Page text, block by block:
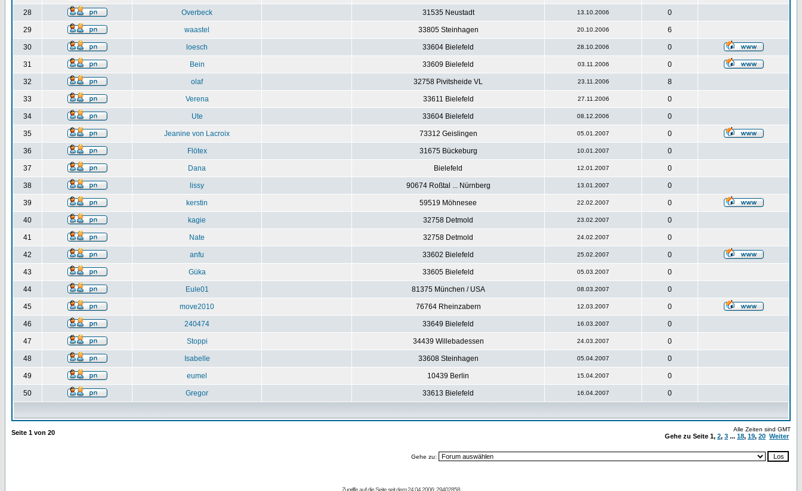
28 Overbeck 31535 Neustadt 13.10.2006 0
29 waastel 33805 Steinhagen 20.10.2006 6
30 loesch 33604 Bielefeld 28.10.2006 0
31 Bein 33609 Bielefeld 03.11.2006 0
32 olaf 32758 Pivitsheide VL 23.11.2006 8
33 Verena 33611 Bielefeld 27.11.2006 0
34 Ute 33604 Bielefeld 08.12.2006 0
35 Jeanine von Lacroix 73312 Geislingen 05.01.2007 0
36 Flötex 31675 Bückeburg 10.01.2007 0
37 Dana Bielefeld 12.01.2007 0
38 lissy 90674 Roßtal ... Nürnberg 13.01.2007 0
39 kerstin 59519 Möhnesee 22.02.2007 0
40 kagie 32758 Detmold 23.02.2007 0
41 Nate 32758 Detmold 24.02.2007 0
42 anfu 33602 Bielefeld 25.02.2007 0
43 Güka 33605 Bielefeld 05.03.2007 0
44 Eule01 81375 München / USA 08.03.2007 0
45 move2010 76764 Rheinzabern 12.03.2007 0
46 240474 33649 Bielefeld 16.03.2007 0
47 Stoppi 34439 Willebadessen 24.03.2007 0
48 Isabelle 33608 Steinhagen 05.04.2007 0
49 eumel 10439 Berlin 15.04.2007 0
50 Gregor 33613 Bielefeld 16.04.2007 0
Seite 1 von 20 Alle Zeiten sind GMT
Gehe zu Seite 1, 2, 3 ... 18, 19, 20 Weiter
Gehe zu:
Zugriffe auf die Seite seit dem 24.04.2006: 29402858